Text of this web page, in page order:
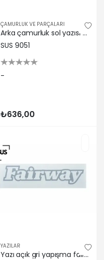
ÇAMURLUK VE PARÇALARI
Arka çamurluk sol yazısı r11 flaş
SUS 9051
-
₺636,00
YAZILAR
Yazı açık gri yapışma faırway r9